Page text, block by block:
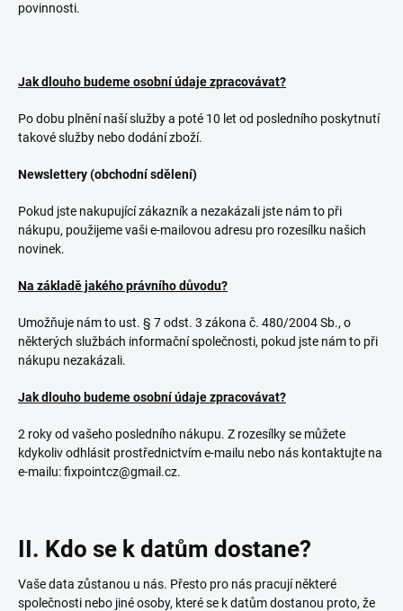
povinnosti.
Jak dlouho budeme osobní údaje zpracovávat?
Po dobu plnění naší služby a poté 10 let od posledního poskytnutí
takové služby nebo dodání zboží.
Newslettery (obchodní sdělení)
Pokud jste nakupující zákazník a nezakázali jste nám to při
nákupu, použijeme vaši e-mailovou adresu pro rozesílku našich
novinek.
Na základě jakého právního důvodu?
Umožňuje nám to ust. § 7 odst. 3 zákona č. 480/2004 Sb., o
některých službách informační společnosti, pokud jste nám to při
nákupu nezakázali.
Jak dlouho budeme osobní údaje zpracovávat?
2 roky od vašeho posledního nákupu. Z rozesílky se můžete
kdykoliv odhlásit prostřednictvím e-mailu nebo nás kontaktujte na
e-mailu: fixpointcz@gmail.cz.
II. Kdo se k datům dostane?
Vaše data zůstanou u nás. Přesto pro nás pracují některé
společnosti nebo jiné osoby, které se k datům dostanou proto, že